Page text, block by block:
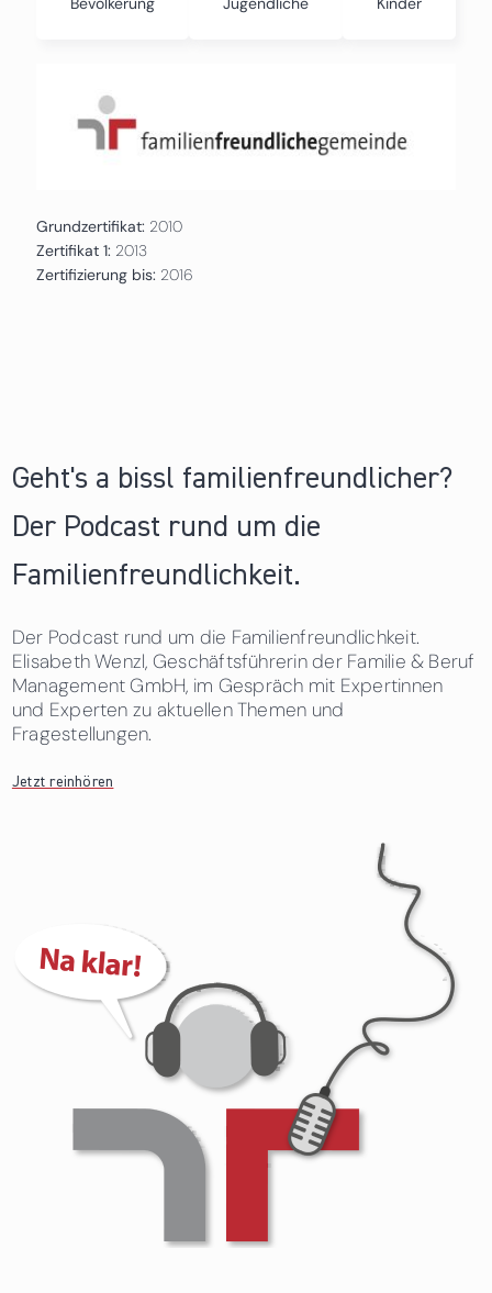
Grundzertifikat: 2010
Zertifikat 1: 2013
Zertifizierung bis: 2016
Geht's a bissl familienfreundlicher?
Der Podcast rund um die
Familienfreundlichkeit.
Der Podcast rund um die Familienfreundlichkeit.
Elisabeth Wenzl, Geschäftsführerin der Familie & Beruf
Management GmbH, im Gespräch mit Expertinnen
und Experten zu aktuellen Themen und
Fragestellungen.
Jetzt reinhören